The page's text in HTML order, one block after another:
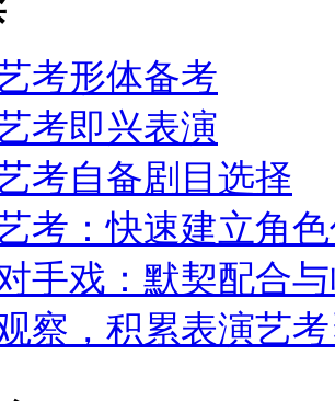
考形体备考
考即兴表演
考自备剧目选择
考：快速建立角
手戏：默契配合
察，积累表演艺